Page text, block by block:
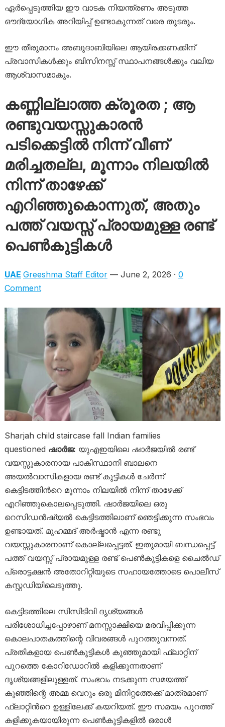
ഏർപ്പെടുത്തിയ ഈ വാടക നിയന്ത്രണം അടുത്ത
ഔദ്യോഗിക അറിയിപ്പ് ഉണ്ടാകുന്നത് വരെ തുടരും.
ഈ തീരുമാനം അബുദാബിയിലെ ആയിരക്കണക്കിന്
പ്രവാസികൾക്കും ബിസിനസ്സ് സ്ഥാപനങ്ങൾക്കും വലിയ
ആശ്വാസമാകും.
കണ്ണില്ലാത്ത ക്രൂരത ; ആ
രണ്ടുവയസ്സുകാരൻ
പടിക്കെട്ടിൽ നിന്ന് വീണ്
മരിച്ചതല്ല, മൂന്നാം നിലയിൽ
നിന്ന് താഴേക്ക്
എറിഞ്ഞുകൊന്നുത്, അതും
പത്ത് വയസ്സ് പ്രായമുള്ള രണ്ട്
പെൺകുട്ടികൾ
UAE Greeshma Staff Editor— June 2, 2026 · 0
Comment
Sharjah child staircase fall Indian families
questioned ഷാർജ: യുഎഇയിലെ ഷാർജയിൽ രണ്ട്
വയസ്സുകാരനായ പാകിസ്ഥാനി ബാലനെ
അയൽവാസികളായ രണ്ട് കുട്ടികൾ ചേർന്ന്
കെട്ടിടത്തിന്‍റെ മൂന്നാം നിലയിൽ നിന്ന് താഴേക്ക്
എറിഞ്ഞുകൊലപ്പെടുത്തി. ഷാർജയിലെ ഒരു
റെസിഡൻഷ്യൽ കെട്ടിടത്തിലാണ് ഞെട്ടിക്കുന്ന സംഭവം
ഉണ്ടായത്. മുഹമ്മദ് അർഷ്മാൻ എന്ന രണ്ടു
വയസ്സുകാരനാണ് കൊല്ലപ്പെട്ടത്. ഇതുമായി ബന്ധപ്പെട്ട്
പത്ത് വയസ്സ് പ്രായമുള്ള രണ്ട് പെൺകുട്ടികളെ ചൈൽഡ്
പ്രൊട്ടക്ഷൻ അതോറിറ്റിയുടെ സഹായത്തോടെ പൊലീസ്
കസ്റ്റഡിയിലെടുത്തു.
കെട്ടിടത്തിലെ സിസിടിവി ദൃശ്യങ്ങൾ
പരിശോധിച്ചപ്പോഴാണ് മനസ്സാക്ഷിയെ മരവിപ്പിക്കുന്ന
കൊലപാതകത്തിന്റെ വിവരങ്ങൾ പുറത്തുവന്നത്.
പ്രതികളായ പെൺകുട്ടികൾ കുഞ്ഞുമായി ഫ്ലാറ്റിന്
പുറത്തെ കോറിഡോറിൽ കളിക്കുന്നതാണ്
ദൃശ്യങ്ങളിലുള്ളത്. സംഭവം നടക്കുന്ന സമയത്ത്
കുഞ്ഞിന്റെ അമ്മ വെറും ഒരു മിനിറ്റത്തേക്ക് മാത്രമാണ്
ഫ്ലാറ്റിന്‍റെ ഉള്ളിലേക്ക് കയറിയത്. ഈ സമയം പുറത്ത്
കളിക്കുകയായിരുന്ന പെൺകുട്ടികളിൽ ഒരാൾ